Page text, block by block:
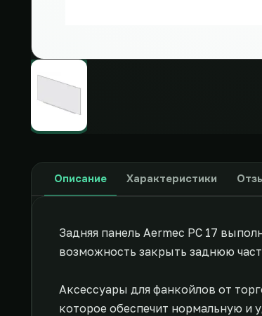
Описание Характеристики
Задняя панель Aermec PC 17
возможность закрыть заднюю
Аксессуары для фанкойлов от
которое обеспечит нормальную и